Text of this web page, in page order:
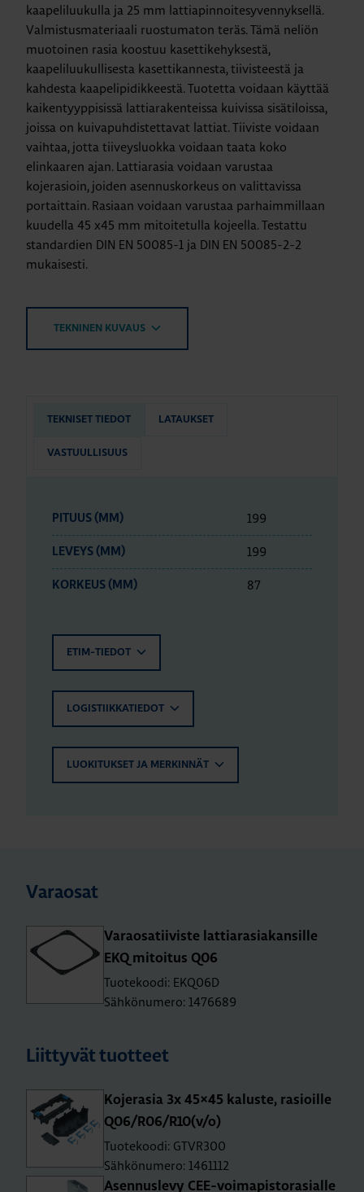
kaapeliluukulla ja 25 mm lattiapinnoitesyvennyksellä.
Valmistusmateriaali ruostumaton teräs. Tämä neliön
muotoinen rasia koostuu kasettikehyksestä,
kaapeliluukullisesta kasettikannesta, tiivisteestä ja
kahdesta kaapelipidikkeestä. Tuotetta voidaan käyttää
kaikentyyppisissä lattiarakenteissa kuivissa sisätiloissa,
joissa on kuivapuhdistettavat lattiat. Tiiviste voidaan
vaihtaa, jotta tiiveysluokka voidaan taata koko
elinkaaren ajan. Lattiarasia voidaan varustaa
kojerasioin, joiden asennuskorkeus on valittavissa
portaittain. Rasiaan voidaan varustaa parhaimmillaan
kuudella 45 x45 mm mitoitetulla kojeella. Testattu
standardien DIN EN 50085-1 ja DIN EN 50085-2-2
mukaisesti.
TEKNINEN KUVAUS
TEKNISET TIEDOT LATAUKSET
VASTUULLISUUS
PITUUS (MM) 199
LEVEYS (MM) 199
KORKEUS (MM) 87
ETIM-TIEDOT
LOGISTIIKKATIEDOT
LUOKITUKSET JA MERKINNÄT
Varaosat
Va­rao­sa­tii­vis­te lat­tia­ra­sia­kan­sil­le
EKQ mi­toi­tus Q06
Tuotekoodi: EKQ06D
Sähkönumero: 1476689
Liittyvät tuotteet
Ko­je­ra­sia 3x 45×45 ka­lus­te, rasioil­le
Q06/R06/R10(v/o)
Tuotekoodi: GTVR300
Sähkönumero: 1461112
Asen­nus­le­vy CEE-voi­ma­pis­to­ra­sial­le